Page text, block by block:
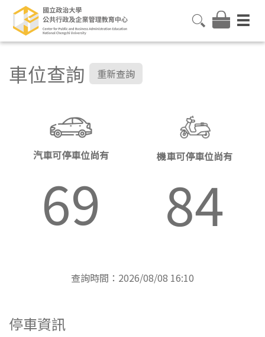
車位查詢 重新查詢
汽車可停車位尚有
69
機車可停車位尚有
84
查詢時間：2026/08/08 16:10
停車資訊